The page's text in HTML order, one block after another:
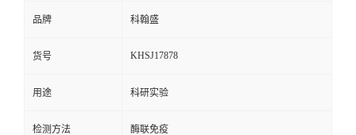
品牌 科翰盛
货号 KHSJ17878
用途 科研实验
检测方法 酶联免疫